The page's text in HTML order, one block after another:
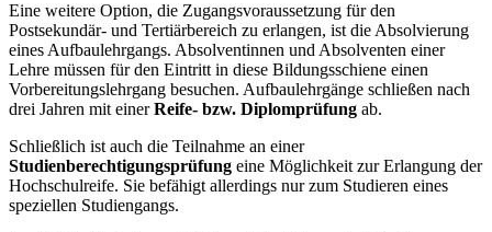
Eine weitere Option, die Zugangsvoraussetzung für den
Postsekundär- und Tertiärbereich zu erlangen, ist die Absolvierung
eines Aufbaulehrgangs. Absolventinnen und Absolventen einer
Lehre müssen für den Eintritt in diese Bildungsschiene einen
Vorbereitungslehrgang besuchen. Aufbaulehrgänge schließen nach
drei Jahren mit einerReife- bzw. Diplomprüfung ab.
Schließlich ist auch die Teilnahme an einer
Studienberechtigungsprüfung eine Möglichkeit zur Erlangung der
Hochschulreife. Sie befähigt allerdings nur zum Studieren eines
speziellen Studiengangs.